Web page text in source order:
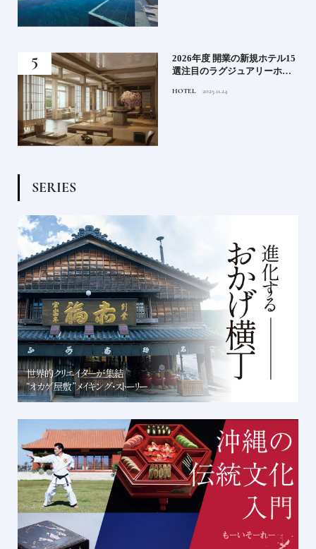
2026年度 開業の新規ホテル15
選注目のラグジュアリーホテ
ィホテルまでご紹介【後編】
HOTEL 2025.11.24
SERIES